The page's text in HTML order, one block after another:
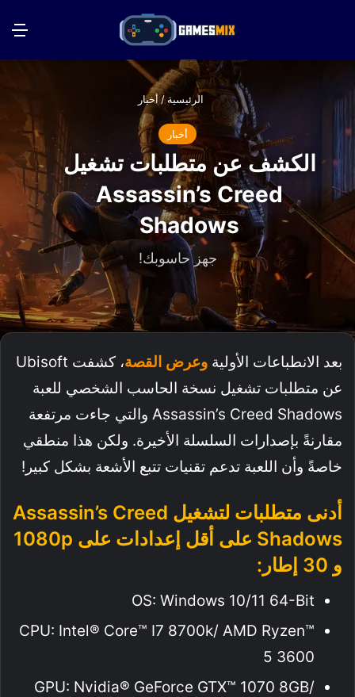
الرئيسية/أخبار
أخبار
الكشف عن متطلبات تشغيل
Assassin’s Creed
Shadows
جهز حاسوبك!
بعد الانطباعات الأولية وعرض القصة
، كشفت Ubisoft
عن متطلبات تشغيل نسخة الحاسب الشخصي للعبة
Assassin’s Creed Shadows والتي جاءت مرتفعة
مقارنةً بإصدارات السلسلة الأخيرة. ولكن هذا منطقي
خاصةً وأن اللعبة تدعم تقنيات تتبع الأشعة بشكل كبير!
أدنى متطلبات لتشغيل Assassin’s Creed
Shadows على أقل إعدادات على 1080p
و 30 إطار:
OS: Windows 10/11 64-Bit
CPU: Intel® Core™ I7 8700k/ AMD Ryzen™
5 3600
GPU: Nvidia® GeForce GTX™ 1070 8GB/